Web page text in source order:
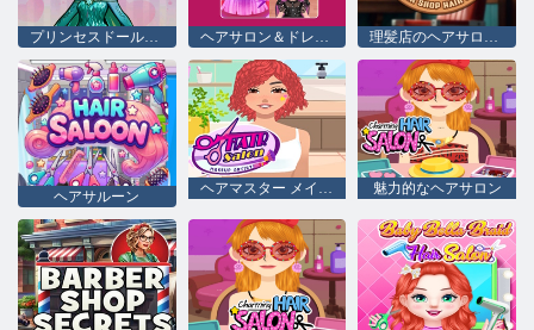
プリンセスドールドレスアップ美しさ ヘアサロン＆ドレスアップガール 理髪店のヘアサロンシム
ヘアサルーン ヘアマスター メイクアップアーティスト 魅力的なヘアサロン